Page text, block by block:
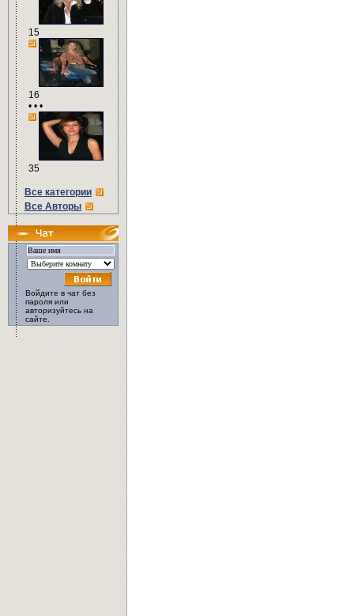
15
16
• • •
35
Все категории
Все Авторы
Войдите в чат без
пароля или
авторизуйтесь на
сайте.